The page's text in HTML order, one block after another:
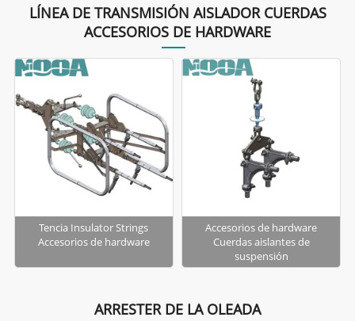
LÍNEA DE TRANSMISIÓN AISLADOR CUERDAS
ACCESORIOS DE HARDWARE
Tencia Insulator Strings
Accesorios de hardware
Accesorios de hardware
Cuerdas aislantes de
suspensión
ARRESTER DE LA OLEADA